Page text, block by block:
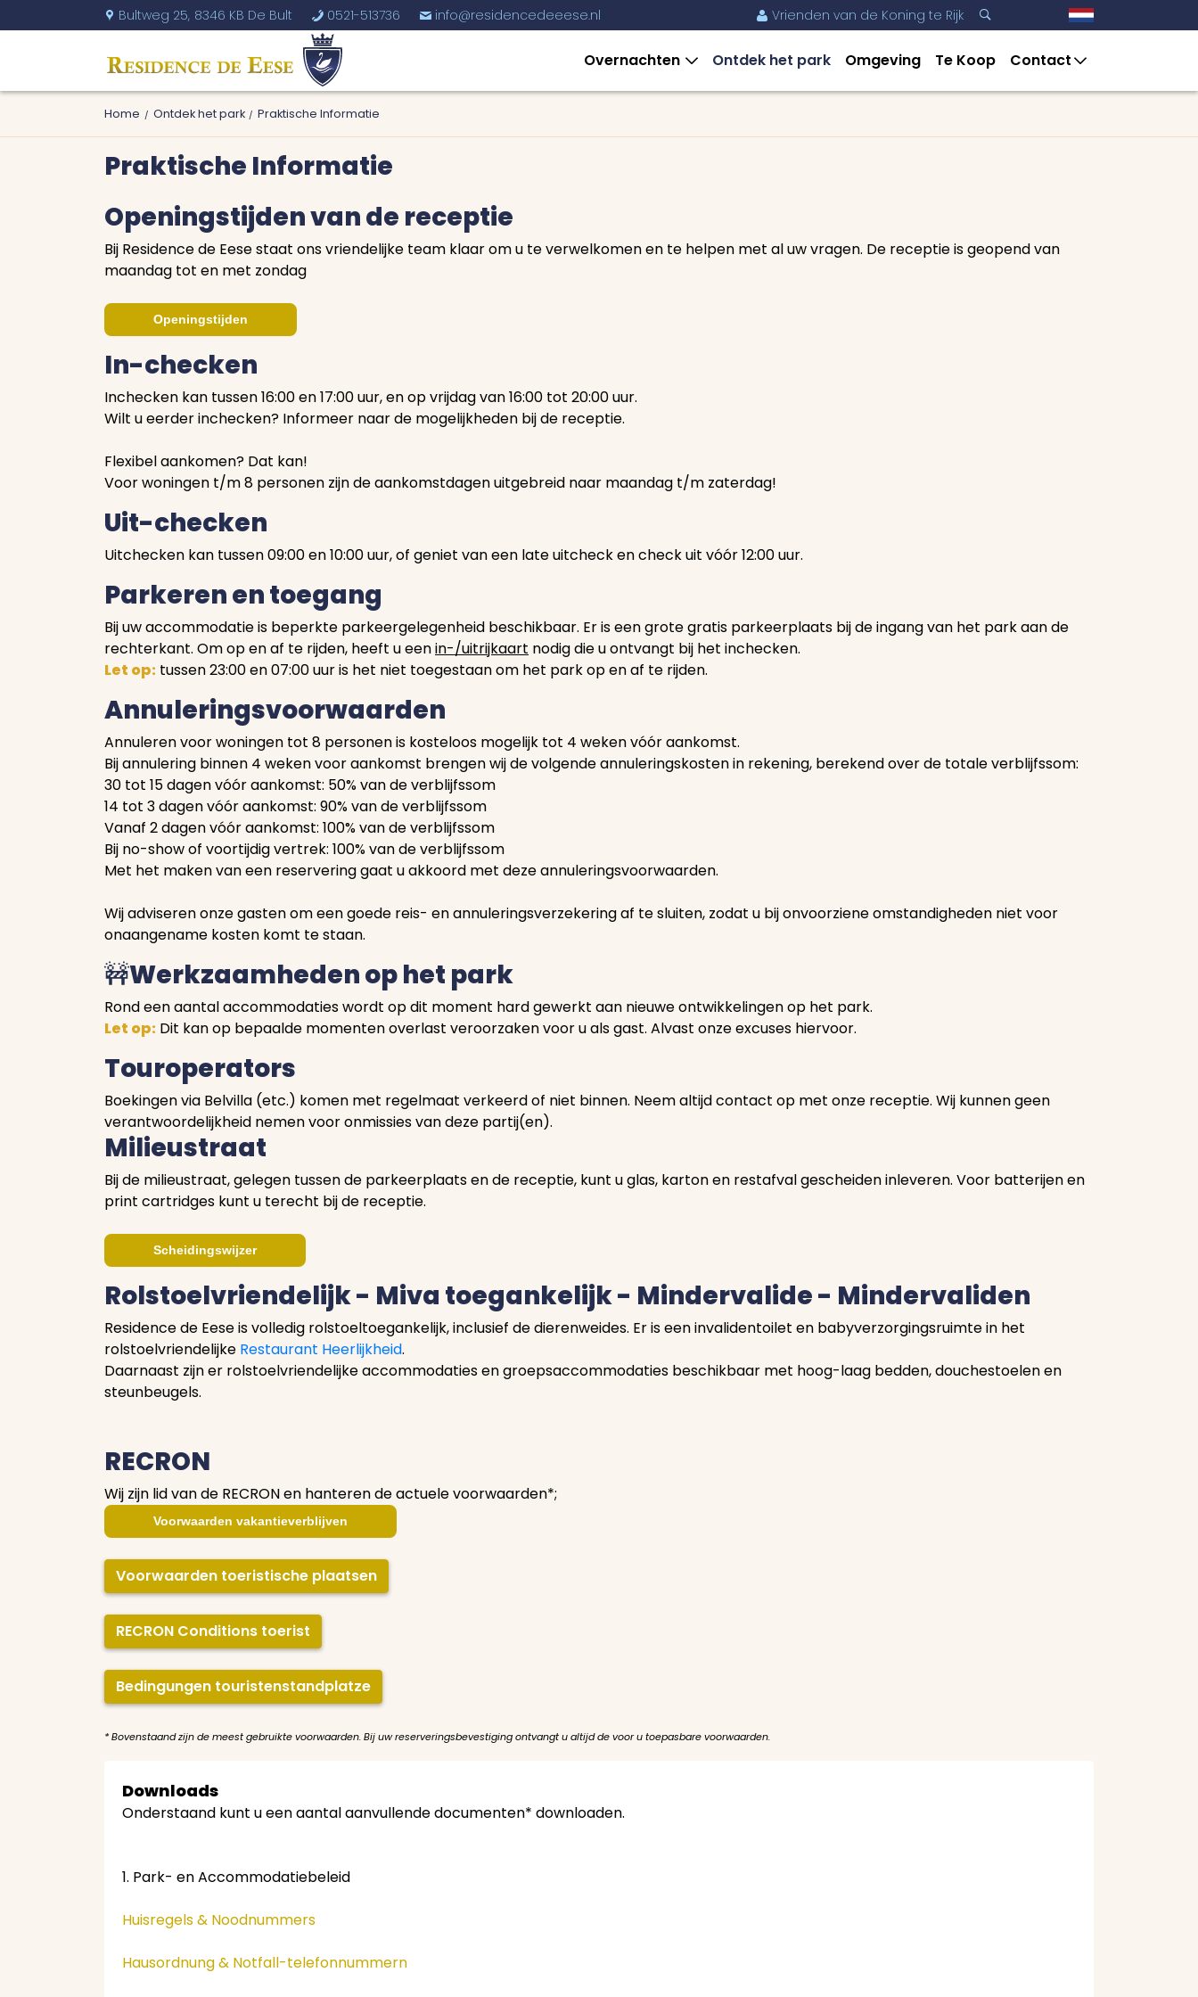
U Bultweg 25, 8346 KB De Bult b 0521-513736 % info@residencedeeese.nl m Vrienden van de Koning te Rijk 3
3
Overnachten Ontdek het park Omgeving Te Koop Contact
Home Ontdek het park Praktische Informatie
Praktische Informatie
Openingstijden van de receptie
Bij Residence de Eese staat ons vriendelijke team klaar om u te verwelkomen en te helpen met al uw vragen. De receptie is geopend van
maandag tot en met zondag
Openingstijden
In-checken
Inchecken kan tussen 16:00 en 17:00 uur, en op vrijdag van 16:00 tot 20:00 uur.
Wilt u eerder inchecken? Informeer naar de mogelijkheden bij de receptie.
Flexibel aankomen? Dat kan!
Voor woningen t/m 8 personen zijn de aankomstdagen uitgebreid naar maandag t/m zaterdag!
Uit-checken
Uitchecken kan tussen 09:00 en 10:00 uur, of geniet van een late uitcheck en check uit vóór 12:00 uur.
Parkeren en toegang
Bij uw accommodatie is beperkte parkeergelegenheid beschikbaar. Er is een grote gratis parkeerplaats bij de ingang van het park aan de
rechterkant. Om op en af te rijden, heeft u eenin-/uitrijkaart nodig die u ontvangt bij het inchecken.
Let op: tussen 23:00 en 07:00 uur is het niet toegestaan om het park op en af te rijden.
Annuleringsvoorwaarden
Annuleren voor woningen tot 8 personen is kosteloos mogelijk tot 4 weken vóór aankomst.
Bij annulering binnen 4 weken voor aankomst brengen wij de volgende annuleringskosten in rekening, berekend over de totale verblijfssom:
30 tot 15 dagen vóór aankomst: 50% van de verblijfssom
14 tot 3 dagen vóór aankomst: 90% van de verblijfssom
Vanaf 2 dagen vóór aankomst: 100% van de verblijfssom
Bij no-show of voortijdig vertrek: 100% van de verblijfssom
Met het maken van een reservering gaat u akkoord met deze annuleringsvoorwaarden.
Wij adviseren onze gasten om een goede reis- en annuleringsverzekering af te sluiten, zodat u bij onvoorziene omstandigheden niet voor
onaangename kosten komt te staan.
🚧Werkzaamheden op het park
Rond een aantal accommodaties wordt op dit moment hard gewerkt aan nieuwe ontwikkelingen op het park.
Let op: Dit kan op bepaalde momenten overlast veroorzaken voor u als gast. Alvast onze excuses hiervoor.
Touroperators
Boekingen via Belvilla (etc.) komen met regelmaat verkeerd of niet binnen. Neem altijd contact op met onze receptie. Wij kunnen geen
verantwoordelijkheid nemen voor onmissies van deze partij(en).
Milieustraat
Bij de milieustraat, gelegen tussen de parkeerplaats en de receptie, kunt u glas, karton en restafval gescheiden inleveren. Voor batterijen en
print cartridges kunt u terecht bij de receptie.
Scheidingswijzer
Rolstoelvriendelijk - Miva toegankelijk - Mindervalide - Mindervaliden
Residence de Eese is volledig rolstoeltoegankelijk, inclusief de dierenweides. Er is een invalidentoilet en babyverzorgingsruimte in het
rolstoelvriendelijke Restaurant Heerlijkheid.
Daarnaast zijn er rolstoelvriendelijke accommodaties en groepsaccommodaties beschikbaar met hoog-laag bedden, douchestoelen en
steunbeugels.
RECRON
Wij zijn lid van de RECRON en hanteren de actuele voorwaarden*;
Voorwaarden vakantieverblijven
Voorwaarden toeristische plaatsen
RECRON Conditions toerist
Bedingungen touristenstandplatze
* Bovenstaand zijn de meest gebruikte voorwaarden. Bij uw reserveringsbevestiging ontvangt u altijd de voor u toepasbare voorwaarden.
Downloads
Onderstaand kunt u een aantal aanvullende documenten* downloaden.
1. Park- en Accommodatiebeleid
Huisregels & Noodnummers
Hausordnung & Notfall-telefonnummern